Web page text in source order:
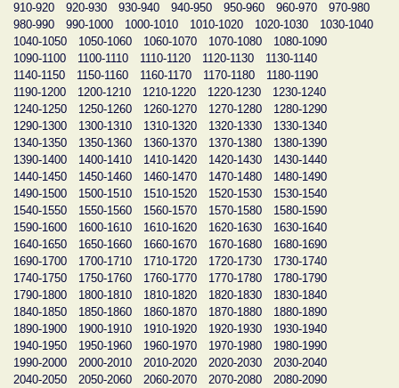
910-920 920-930 930-940 940-950 950-960 960-970
970-980
980-990
990-1000 1000-1010 1010-1020 1020-1030
1030-1040
1040-1050
1050-1060 1060-1070 1070-1080
1080-1090
1090-1100
1100-1110 1110-1120 1120-1130
1130-1140
1140-1150
1150-1160 1160-1170 1170-1180
1180-1190
1190-1200
1200-1210 1210-1220 1220-1230
1230-1240
1240-1250
1250-1260 1260-1270 1270-1280
1280-1290
1290-1300
1300-1310 1310-1320 1320-1330
1330-1340
1340-1350
1350-1360 1360-1370 1370-1380
1380-1390
1390-1400
1400-1410 1410-1420 1420-1430
1430-1440
1440-1450
1450-1460 1460-1470 1470-1480
1480-1490
1490-1500
1500-1510 1510-1520 1520-1530
1530-1540
1540-1550
1550-1560 1560-1570 1570-1580
1580-1590
1590-1600
1600-1610 1610-1620 1620-1630
1630-1640
1640-1650
1650-1660 1660-1670 1670-1680
1680-1690
1690-1700
1700-1710 1710-1720 1720-1730
1730-1740
1740-1750
1750-1760 1760-1770 1770-1780
1780-1790
1790-1800
1800-1810 1810-1820 1820-1830
1830-1840
1840-1850
1850-1860 1860-1870 1870-1880
1880-1890
1890-1900
1900-1910 1910-1920 1920-1930
1930-1940
1940-1950
1950-1960 1960-1970 1970-1980
1980-1990
1990-2000
2000-2010 2010-2020 2020-2030
2030-2040
2040-2050
2050-2060 2060-2070 2070-2080
2080-2090